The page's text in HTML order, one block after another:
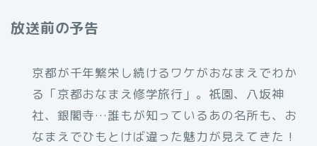
放送前の予告
京都が千年繁栄し続けるワケがおなまえでわか
る「京都おなまえ修学旅行」。祇園、八坂神
社、銀閣寺…誰もが知っているあの名所も、お
なまえでひもとけば違った魅力が見えてきた！